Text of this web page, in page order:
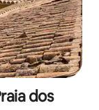
dos